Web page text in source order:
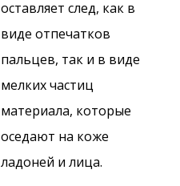
оставляет след, как в
виде отпечатков
пальцев, так и в виде
мелких частиц
материала, которые
оседают на коже
ладоней и лица.